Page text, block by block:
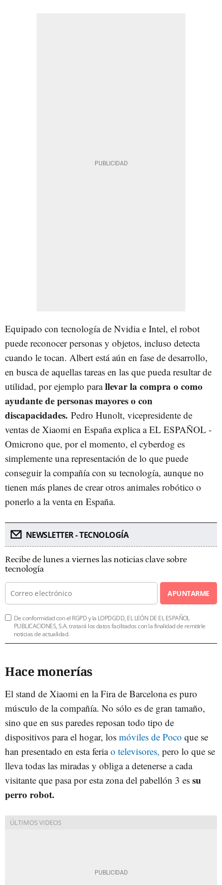
Equipado con tecnología de Nvidia e Intel, el robot
puede reconocer personas y objetos, incluso detecta
cuando le tocan. Albert está aún en fase de desarrollo,
en busca de aquellas tareas en las que pueda resultar de
utilidad, por ejemplo parallevar la compra o como
ayudante de personas mayores o con
discapacidades. Pedro Hunolt, vicepresidente de
ventas de Xiaomi en España explica a EL ESPAÑOL -
Omicrono que, por el momento, el cyberdog es
simplemente una representación de lo que puede
conseguir la compañía con su tecnología, aunque no
tienen más planes de crear otros animales robótico o
ponerlo a la venta en España.
NEWSLETTER - TECNOLOGÍA
Recibe de lunes a viernes las noticias clave sobre
tecnología
APUNTARME
De conformidad con el RGPD y la LOPDGDD, EL LEÓN DE EL ESPAÑOL
PUBLICACIONES, S.A. tratará los datos facilitados con la finalidad de remitirle
noticias de actualidad.
Hace monerías
El stand de Xiaomi en la Fira de Barcelona es puro
músculo de la compañía. No sólo es de gran tamaño,
sino que en sus paredes reposan todo tipo de
dispositivos para el hogar, los móviles de Poco que se
han presentado en esta feriao televisores, pero lo que se
lleva todas las miradas y obliga a detenerse a cada
visitante que pasa por esta zona del pabellón 3 es su
perro robot.